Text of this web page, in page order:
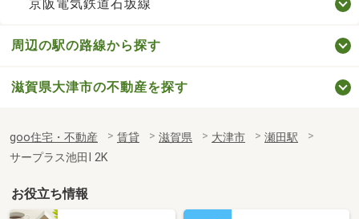
京阪電気鉄道石坂線
周辺の駅の路線から探す
滋賀県大津市の不動産を探す
goo住宅・不動産 賃貸 滋賀県 大津市
瀬田駅
サープラス池田Ⅰ 2K
お役立ち情報